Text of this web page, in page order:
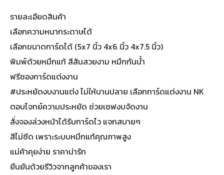
รายละเอียดสินค้า
เลือกความหนากระดาษได้
เลือกขนาดการ์ดได้ (5x7 นิ้ว 4x6 นิ้ว 4x7.5 นิ้ว)
พิมพ์ด้วยหมึกแท้ สีสันสวยงาม หมึกกันน้ำ
ฟรีซองการ์ดแต่งงาน
#ประหยัดงบงานแต่ง ไม่ให้บานปลาย เลือกการ์ดแต่งงาน NK
ตอบโจทย์ความประหยัด ช่วยเซฟงบจัดงาน
สั่งจองล่วงหน้าได้รับการ์ดไว แจกสบายๆ
สีไม่ซีด เพราะระบบหมึกแท้คุณภาพสูง
แม่ค้าคุยง่าย ราคาน่ารัก
ยืนยันด้วยรีวิวจากลูกค้าของเรา